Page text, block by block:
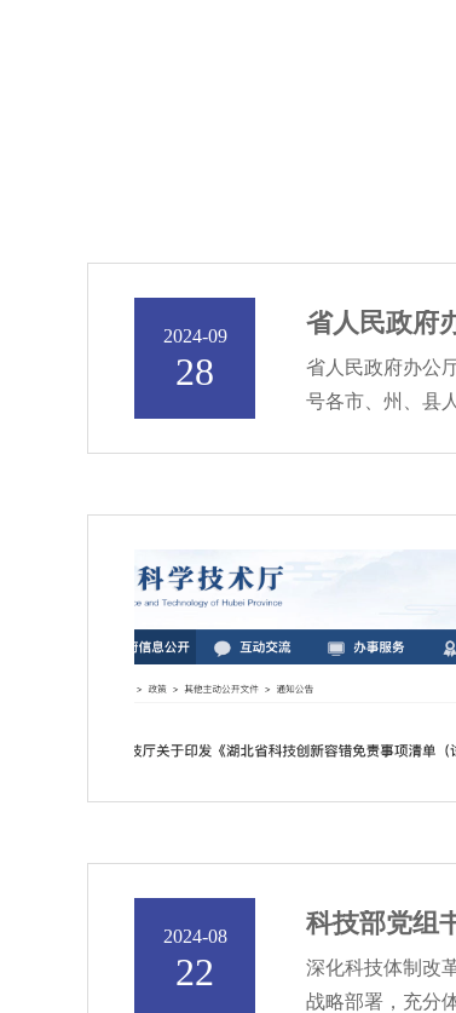
2024-09
28
省人民政府
省人民政府办公
号各市、州、县
2024-08
22
科技部党组
深化科技体制改
战略部署，充分